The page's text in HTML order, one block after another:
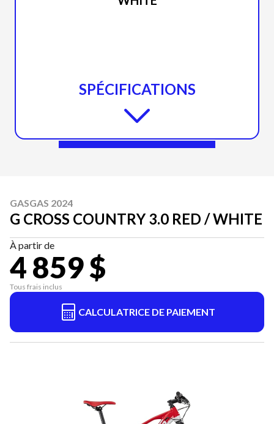
SPÉCIFICATIONS
GASGAS 2024
G CROSS COUNTRY 3.0 RED / WHITE
À partir de
4 859 $
Tous frais inclus
CALCULATRICE DE PAIEMENT